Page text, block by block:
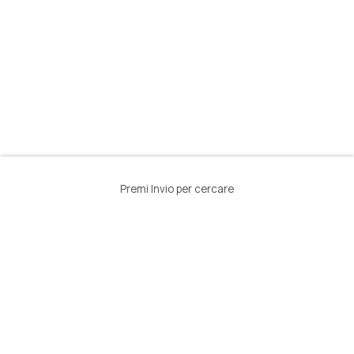
Premi Invio per cercare